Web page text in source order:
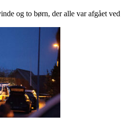
og to børn, der alle var afgået ved